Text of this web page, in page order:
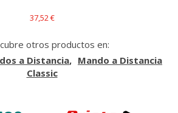
37,52 €
otros productos en:
a Distancia
Mando a Distancia
Classic